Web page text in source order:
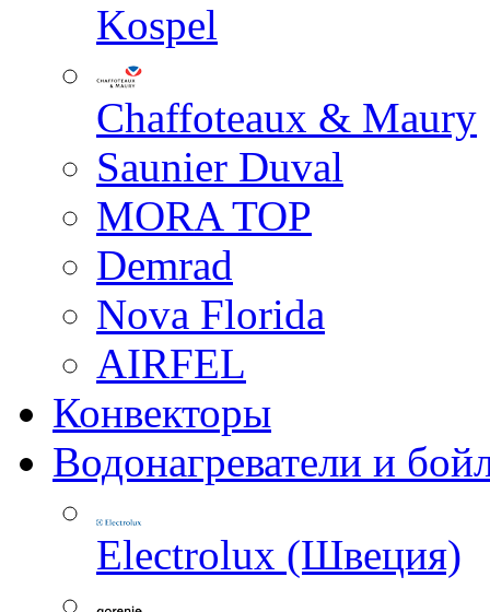
Kospel
Chaffoteaux & Maury
Saunier Duval
MORA TOP
Demrad
Nova Florida
AIRFEL
Конвекторы
Водонагреватели и
Electrolux (Швеция)